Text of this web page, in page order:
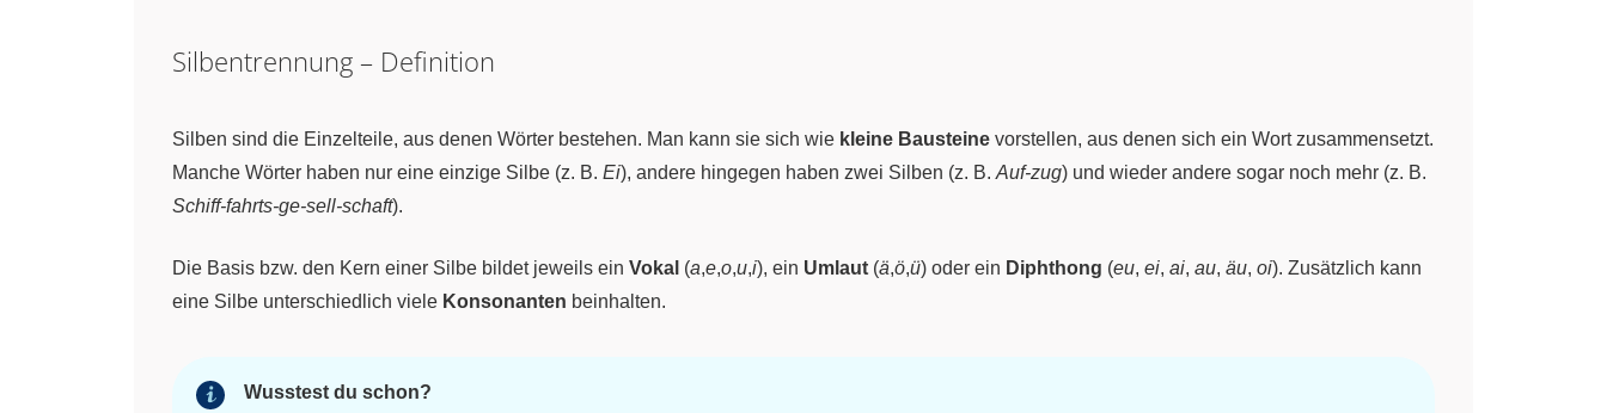
Silbentrennung – Definition
Silben sind die Einzelteile, aus denen Wörter bestehen. Man kann sie sich wie kleine Bausteine vorstellen, aus denen sich ein Wort zusammensetzt.
Manche Wörter haben nur eine einzige Silbe (z. B. Ei), andere hingegen haben zwei Silben (z. B. Auf-zug) und wieder andere sogar noch mehr (z. B.
Schiff-fahrts-ge-sell-schaft).
Die Basis bzw. den Kern einer Silbe bildet jeweils ein Vokal (a,e,o,u,i), ein Umlaut (ä,ö,ü) oder ein Diphthong (eu, ei, ai, au, äu, oi). Zusätzlich kann
eine Silbe unterschiedlich viele Konsonanten beinhalten.
Wusstest du schon?